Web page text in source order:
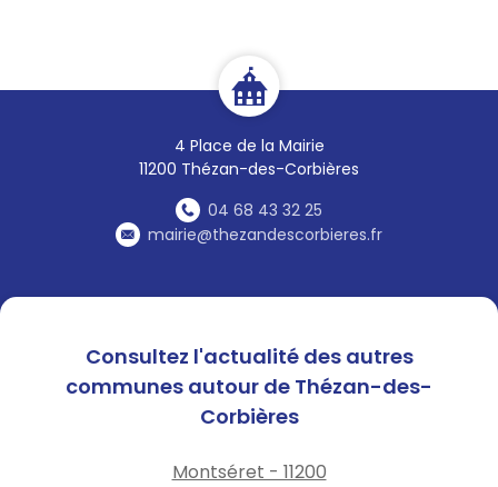
4 Place de la Mairie
11200 Thézan-des-Corbières
04 68 43 32 25
mairie@thezandescorbieres.fr
Consultez l'actualité des autres
communes autour de Thézan-des-
Corbières
Montséret - 11200